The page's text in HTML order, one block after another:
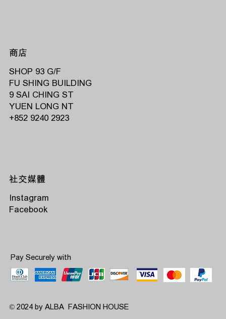
SHOP 93 G/F
FU SHING BUILDING
9 SAI CHING ST
YUEN LONG NT
‭+852 9240 2923‬
商店
Instagram
Facebook
社交媒體
Pay Securely with
© 2024 by ALBA FASHION HOUSE